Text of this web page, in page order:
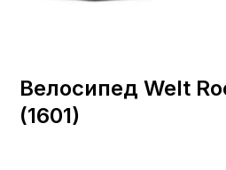
Велосипед Welt
(1601)